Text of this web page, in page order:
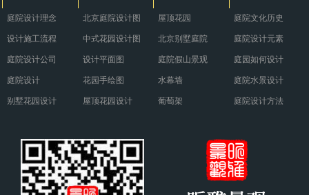
庭院设计理念
设计施工流程
庭院设计公司
庭院设计
别墅花园设计
北京庭院设计图
中式花园设计图
设计平面图
花园手绘图
屋顶花园设计
屋顶花园
北京别墅庭院
庭院假山景观
水幕墙
葡萄架
庭院文化历史
庭院设计元素
庭园如何设计
庭院水景设计
庭院设计方法